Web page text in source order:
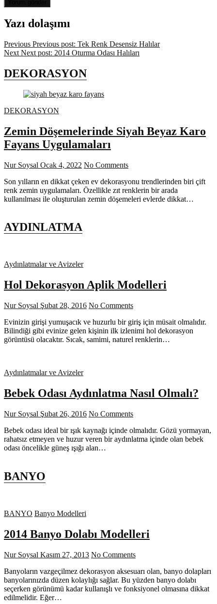
Yazı dolaşımı
Previous Previous post: Tek Renk Desensiz Halılar
Next Next post: 2014 Oturma Odası Halıları
DEKORASYON
DEKORASYON
Zemin Döşemelerinde Siyah Beyaz Karo
Fayans Uygulamaları
Nur Soysal Ocak 4, 2022 No Comments
Son yılların en dikkat çeken ev dekorasyonu trendlerinden biri çift
renk zemin uygulamaları. Özellikle zıt renklerin bir arada
kullanılması ile oluşturulan zemin döşemeleri evlerde dikkat…
AYDINLATMA
Aydınlatmalar ve Avizeler
Hol Dekorasyon Aplik Modelleri
Nur Soysal Şubat 28, 2016 No Comments
Evinizin girişi yumuşacık ve huzurlu bir giriş için müsait olmalıdır.
Bilindiği gibi evinize gelen kişinin ilk izlenimi hol dekorasyon
görüntüsü olacaktır. Sıcak, samimi, naturel renklerin…
Aydınlatmalar ve Avizeler
Bebek Odası Aydınlatma Nasıl Olmalı?
Nur Soysal Şubat 26, 2016 No Comments
Bebek odası ideal bir ışık kaynağı içinde olmalıdır. Gözü yormayan,
rahatsız etmeyen ve huzur veren bir aydınlatma içinde olan bebek
odası öncelikle güneş ışığı alan…
BANYO
BANYO Banyo Modelleri
2014 Banyo Dolabı Modelleri
Nur Soysal Kasım 27, 2013 No Comments
Banyoların vazgeçilmez dekorasyon aksesuarı olan, banyo dolapları
banyolarınızda düzen kolaylığı sağlar. Bu yüzden banyo dolabı
seçerken görünümü kadar kullanışlı ve fonksiyonel olmasına dikkat
edilmelidir. Eğer…